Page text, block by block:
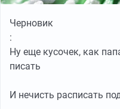
Черновик
:
Ну еще кусочек, как
писать
И нечисть расписать